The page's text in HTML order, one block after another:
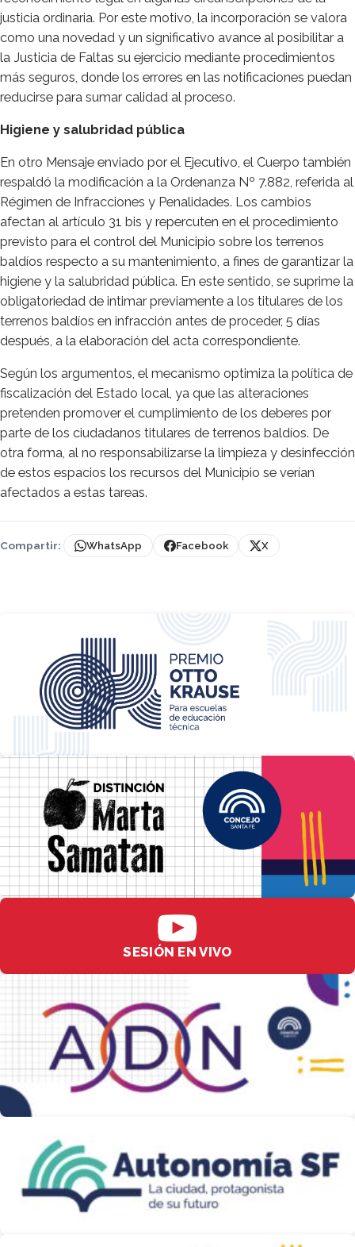
justicia ordinaria. Por este motivo, la incorporación se valora
como una novedad y un significativo avance al posibilitar a
la Justicia de Faltas su ejercicio mediante procedimientos
más seguros, donde los errores en las notificaciones puedan
reducirse para sumar calidad al proceso.
Higiene y salubridad pública
En otro Mensaje enviado por el Ejecutivo, el Cuerpo también
respaldó la modificación a la Ordenanza Nº 7.882, referida al
Régimen de Infracciones y Penalidades. Los cambios
afectan al artículo 31 bis y repercuten en el procedimiento
previsto para el control del Municipio sobre los terrenos
baldíos respecto a su mantenimiento, a fines de garantizar la
higiene y la salubridad pública. En este sentido, se suprime la
obligatoriedad de intimar previamente a los titulares de los
terrenos baldíos en infracción antes de proceder, 5 días
después, a la elaboración del acta correspondiente.
Según los argumentos, el mecanismo optimiza la política de
fiscalización del Estado local, ya que las alteraciones
pretenden promover el cumplimiento de los deberes por
parte de los ciudadanos titulares de terrenos baldíos. De
otra forma, al no responsabilizarse la limpieza y desinfección
de estos espacios los recursos del Municipio se verían
afectados a estas tareas.
Compartir: WhatsApp Facebook X
SESIÓN EN VIVO